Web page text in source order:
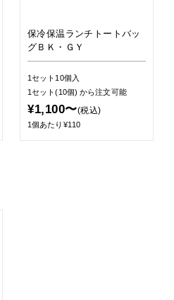
保冷保温ランチトートバッ
グＢＫ・ＧＹ
1セット10個入
1セット(10個)から注文可能
¥1,100〜(税込)
1個あたり¥110